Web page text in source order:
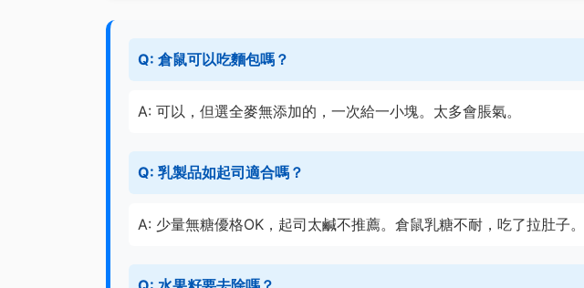
Q: 倉鼠可以吃麵包嗎？
A: 可以，但選全麥無添加的，一次給一小塊。太多會脹氣。
Q: 乳製品如起司適合嗎？
A: 少量無糖優格OK，起司太鹹不推薦。倉鼠乳糖不耐，吃了拉肚子。